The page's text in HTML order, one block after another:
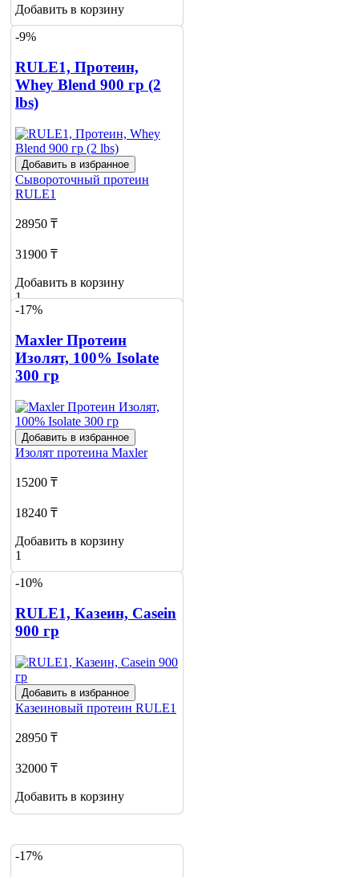
Добавить в корзину
-9%
RULE1, Протеин,
Whey Blend 900 гр (2
lbs)
Добавить в избранное
Сывороточный протеин
RULE1
28950 ₸
31900 ₸
Добавить в корзину
1
-17%
Maxler Протеин
Изолят, 100% Isolate
300 гр
Добавить в избранное
Изолят протеина Maxler
15200 ₸
18240 ₸
Добавить в корзину
1
-10%
RULE1, Казеин, Casein
900 гр
Добавить в избранное
Казеиновый протеин RULE1
28950 ₸
32000 ₸
Добавить в корзину
-17%